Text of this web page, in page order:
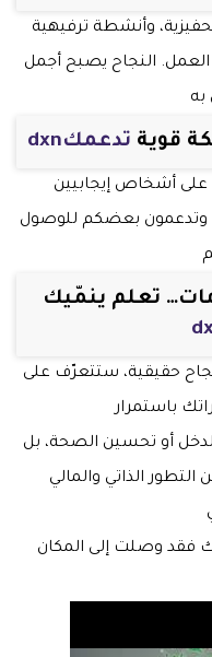
وأنشطة ترفيهية
النجاح يصبح أجمل
به
قوية تدعمكdxn
أشخاص إيجابيين
وتدعمون بعضكم للوصول
تعلم ينمّيك
حقيقية، ستتعرّف على
باستمرار
أو تحسين الصحة، بل
الذاتي والمالي
فقد وصلت إلى المكان